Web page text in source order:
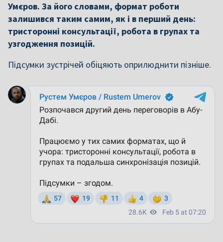
Умєров. За його словами, формат роботи
залишився таким самим, як і в перший день:
тристоронні консультації, робота в групах та
узгодження позицій.
Підсумки зустрічей обіцяють оприлюднити пізніше.